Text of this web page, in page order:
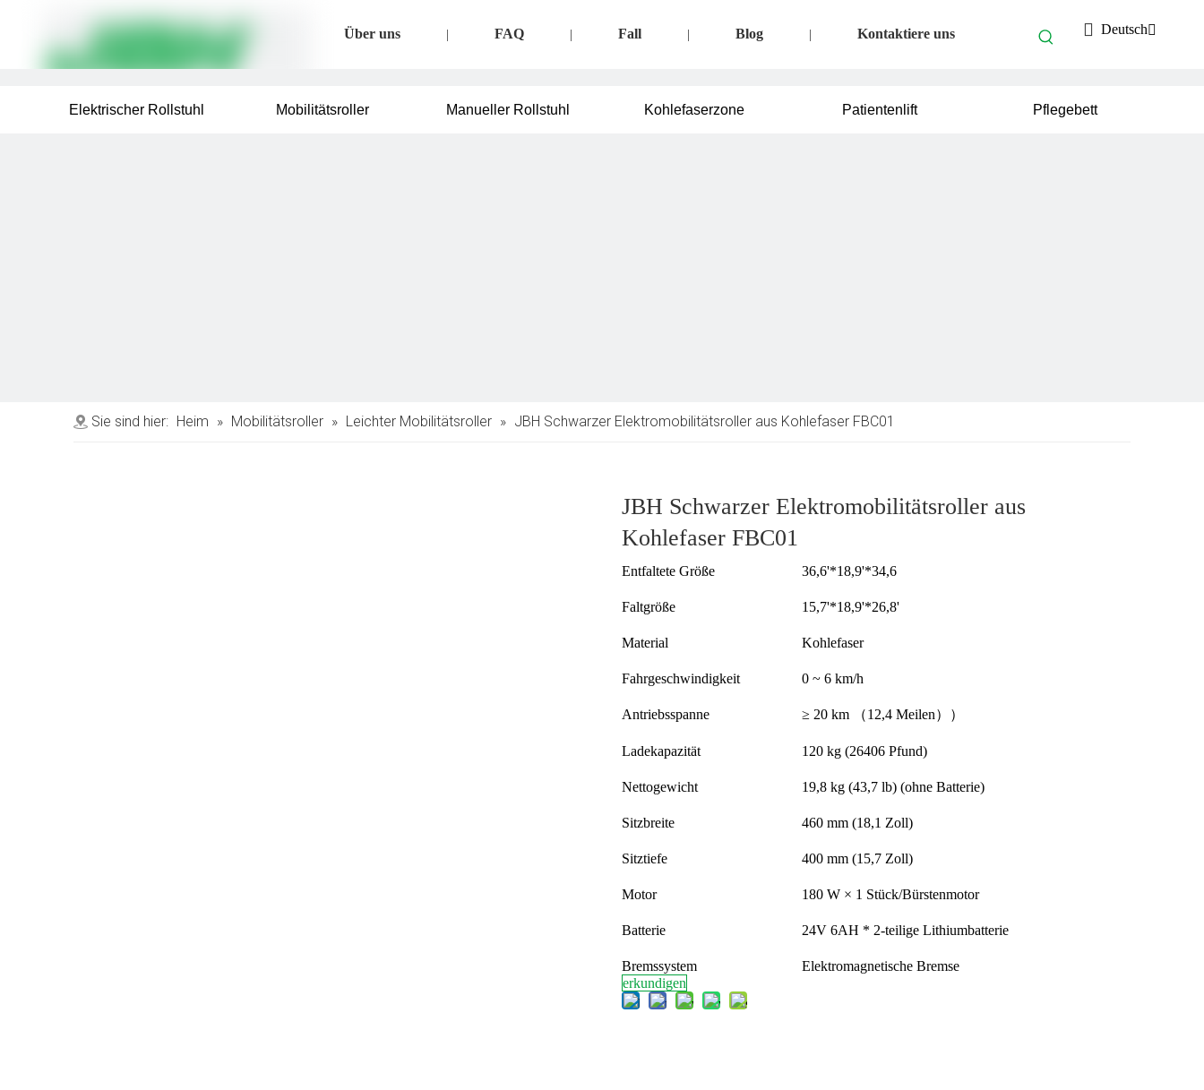
Über uns | FAQ | Fall | Blog | Kontaktiere uns Deutsch
Elektrischer Rollstuhl Mobilitätsroller Manueller Rollstuhl Kohlefaserzone Patientenlift Pflegebett
Sie sind hier: Heim » Mobilitätsroller » Leichter Mobilitätsroller » JBH Schwarzer Elektromobilitätsroller aus Kohlefaser FBC01
JBH Schwarzer Elektromobilitätsroller aus
Kohlefaser FBC01
Entfaltete Größe 36,6'*18,9'*34,6
Faltgröße 15,7'*18,9'*26,8'
Material Kohlefaser
Fahrgeschwindigkeit 0 ~ 6 km/h
Antriebsspanne ≥ 20 km （12,4 Meilen））
Ladekapazität 120 kg (26406 Pfund)
Nettogewicht 19,8 kg (43,7 lb) (ohne Batterie)
Sitzbreite 460 mm (18,1 Zoll)
Sitztiefe 400 mm (15,7 Zoll)
Motor 180 W × 1 Stück/Bürstenmotor
Batterie 24V 6AH * 2-teilige Lithiumbatterie
Bremssystem
Elektromagnetische Bremse
erkundigen